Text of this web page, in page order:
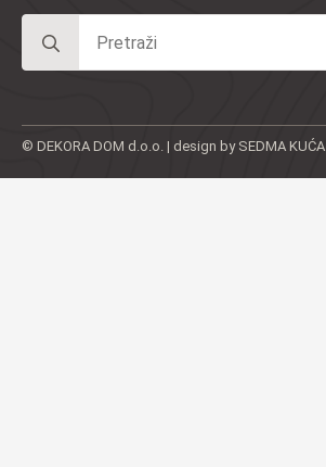
for:
© DEKORA DOM d.o.o. | design by SEDMA KUĆA